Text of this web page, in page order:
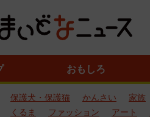
おもしろ
保護犬・保護猫 かんさい 家族
くるま
ファッション アート